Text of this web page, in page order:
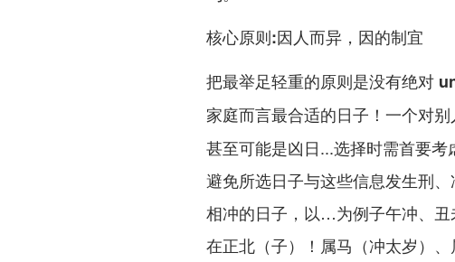
核心原则:因人而异，因的制宜
把最举足轻重的原则是没有绝对
家庭而言最合适的日子 ！一个对
甚至可能是凶日...选择时需首要考
避免所选日子与这些信息发生刑
相冲的日子，以…为例子午冲、
在正北（子）！ 属马（冲太岁）